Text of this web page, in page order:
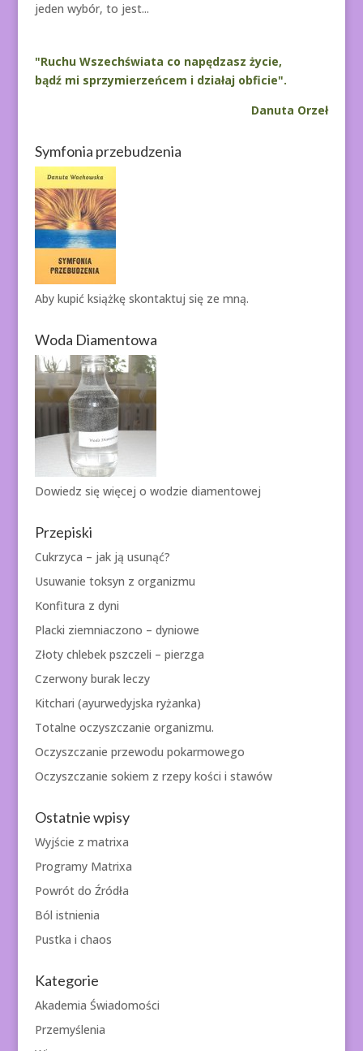
jeden wybór, to jest...
"Ruchu Wszechświata co napędzasz życie,
bądź mi sprzymierzeńcem i działaj obficie".
Danuta Orzeł
Symfonia przebudzenia
Aby kupić książkę skontaktuj się ze mną.
Woda Diamentowa
Dowiedz się więcej o wodzie diamentowej
Przepiski
Cukrzyca – jak ją usunąć?
Usuwanie toksyn z organizmu
Konfitura z dyni
Placki ziemniaczono – dyniowe
Złoty chlebek pszczeli – pierzga
Czerwony burak leczy
Kitchari (ayurwedyjska ryżanka)
Totalne oczyszczanie organizmu.
Oczyszczanie przewodu pokarmowego
Oczyszczanie sokiem z rzepy kości i stawów
Ostatnie wpisy
Wyjście z matrixa
Programy Matrixa
Powrót do Źródła
Ból istnienia
Pustka i chaos
Kategorie
Akademia Świadomości
Przemyślenia